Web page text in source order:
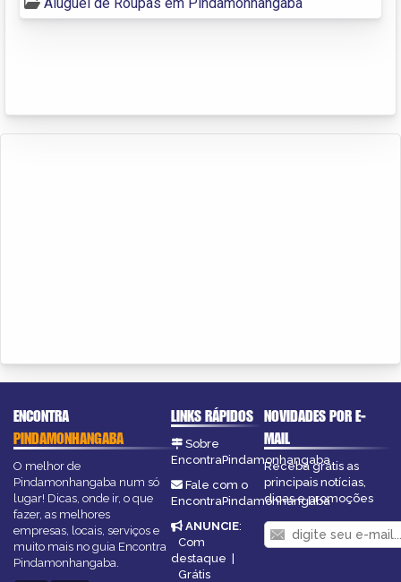
ENCONTRA
PINDAMONHANGABA
O melhor de
Pindamonhangaba num só
lugar! Dicas, onde ir, o que
fazer, as melhores
empresas, locais, serviços e
muito mais no guia Encontra
Pindamonhangaba.
LINKS RÁPIDOS
Sobre
EncontraPindamonhangaba
Fale com o
EncontraPindamonhangaba
ANUNCIE:
Com
destaque |
Grátis
NOVIDADES POR E-
MAIL
Receba grátis as
principais notícias,
dicas e promoções